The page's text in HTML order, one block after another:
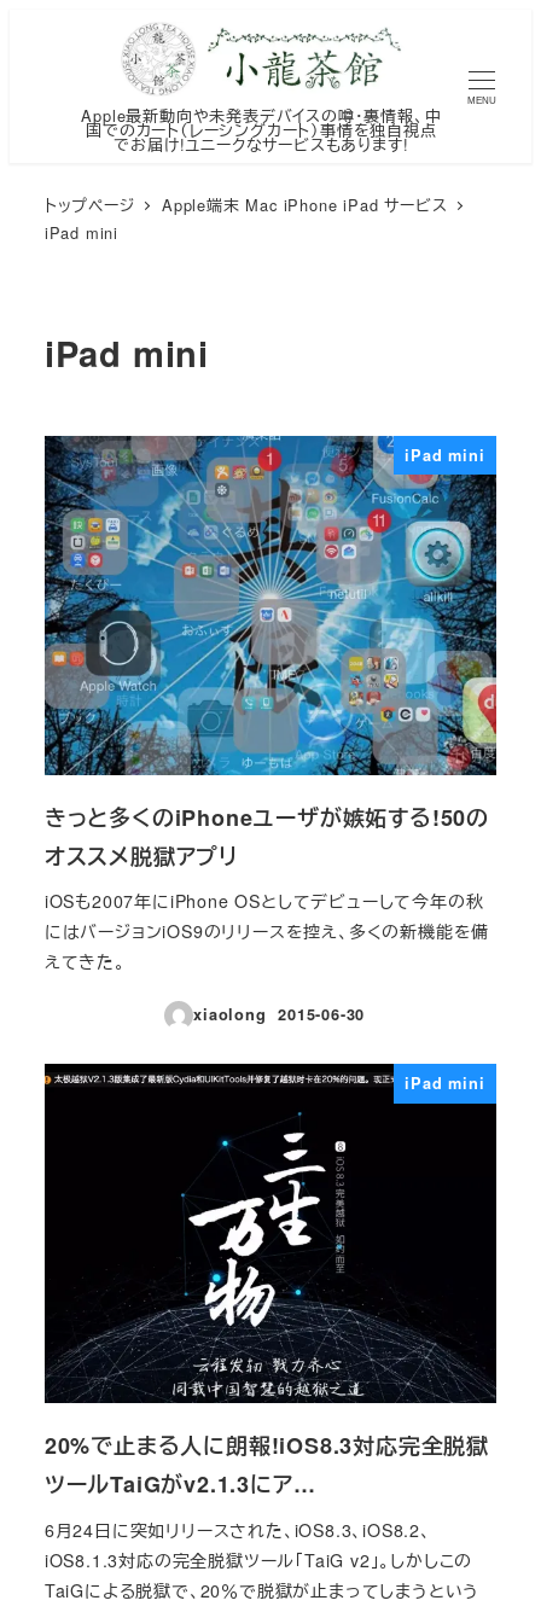
Apple最新動向や未発表デバイスの噂・裏情報、中
国でのカート（レーシングカート）事情を独自視点
でお届け!ユニークなサービスもあります!
MENU
トップページ
Apple端末 Mac iPhone iPad サービス
iPad mini
iPad mini
iPad mini
きっと多くのiPhoneユーザが嫉妬する!50の
オススメ脱獄アプリ
iOSも2007年にiPhone OSとしてデビューして今年の秋
にはバージョンiOS9のリリースを控え、多くの新機能を備
えてきた。
xiaolong
投稿日
2015-06-30
iPad mini
20%で止まる人に朗報!iOS8.3対応完全脱獄
ツールTaiGがv2.1.3にア…
6月24日に突如リリースされた、iOS8.3、iOS8.2、
iOS8.1.3対応の完全脱獄ツール「TaiG v2」。しかしこの
TaiGによる脱獄で、20％で脱獄が止まってしまうという